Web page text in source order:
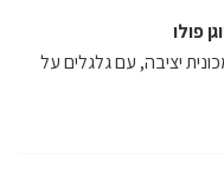
פולו
יציבה, עם גלגלים על